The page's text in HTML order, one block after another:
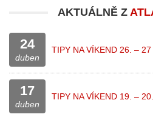
AKTUÁLNĚ Z
24
duben
TIPY NA VÍKEND 26. –
17
duben
TIPY NA VÍKEND 19. –